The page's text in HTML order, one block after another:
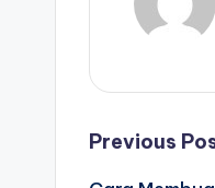
Post
Previous